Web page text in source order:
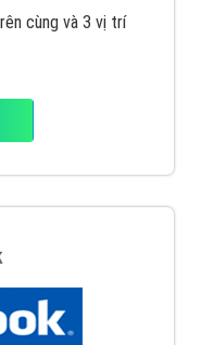
cùng và 3 vị trí